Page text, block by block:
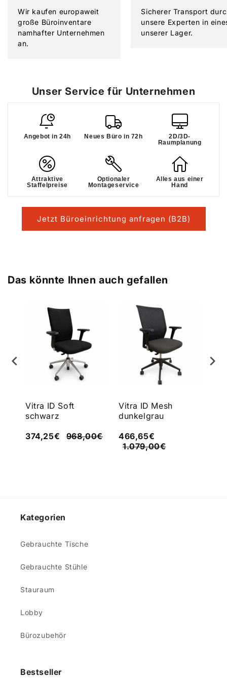
Wir kaufen europaweit
große Büroinventare
namhafter Unternehmen
an.
Sicherer Transport
unsere Experten in
unserer Lager.
Unser Service für Unternehmen
Angebot in 24h Neues Büro in 72h
2D/3D-
Raumplanung
Attraktive
Staffelpreise
Optionaler
Montageservice
Alles aus einer
Hand
Jetzt Büroeinrichtung anfragen (B2B)
Das könnte Ihnen auch gefallen
Vitra ID Soft
schwarz
374,25€
968,00€
Vitra ID Mesh
dunkelgrau
466,65€
1.079,00€
Kategorien
Gebrauchte Tische
Gebrauchte Stühle
Stauraum
Lobby
Bürozubehör
Bestseller